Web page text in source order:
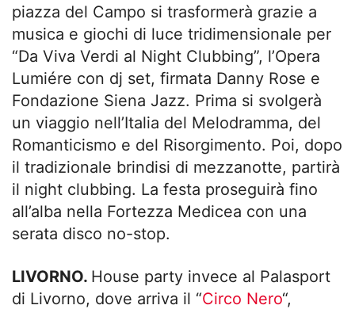
piazza del Campo si trasformerà grazie a
musica e giochi di luce tridimensionale per
“Da Viva Verdi al Night Clubbing”, l’Opera
Lumiére con dj set, firmata Danny Rose e
Fondazione Siena Jazz. Prima si svolgerà
un viaggio nell’Italia del Melodramma, del
Romanticismo e del Risorgimento. Poi, dopo
il tradizionale brindisi di mezzanotte, partirà
il night clubbing. La festa proseguirà fino
all’alba nella Fortezza Medicea con una
serata disco no-stop.
LIVORNO. House party invece al Palasport
di Livorno, dove arriva il “Circo Nero“,